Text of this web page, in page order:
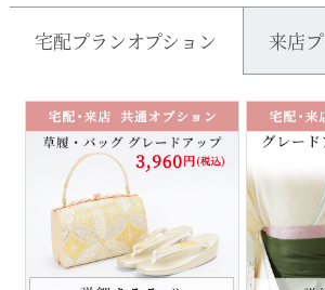
宅配プランオプション 来店